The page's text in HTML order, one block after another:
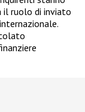
il ruolo di inviato